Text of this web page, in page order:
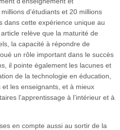
d’étudiants et 20 millions
dans cette expérience unique au
relève que la maturité de
la capacité à répondre de
un rôle important dans le succès
il pointe également les lacunes et
de la technologie en éducation,
les enseignants, et à mieux
l’apprentissage à l’intérieur et à
en compte aussi au sortir de la